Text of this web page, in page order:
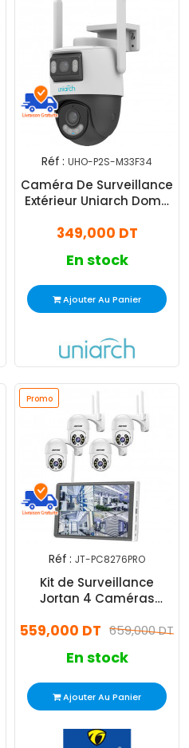
Réf : UHO-P2S-M33F34
Caméra De Surveillance
Extérieur Uniarch Dome
(3 MP + 3 MP) Blanc
349,000 DT
En stock
Ajouter Au Panier
Promo
Réf : JT-PC8276PRO
Kit de Surveillance
Jortan 4 Caméras
659,000 DT
559,000 DT
En stock
Ajouter Au Panier